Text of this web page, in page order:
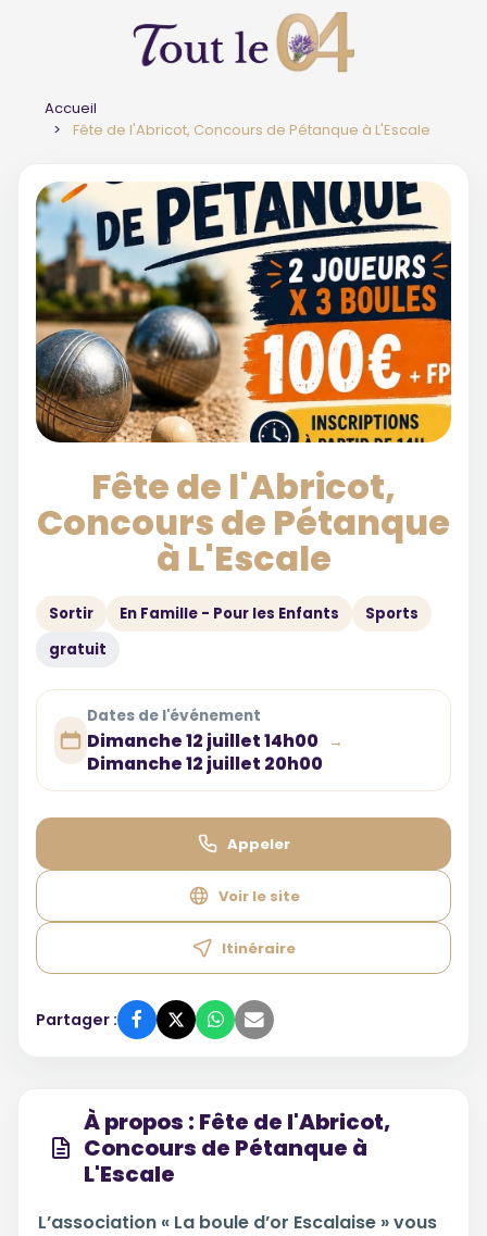
Accueil
Fête de l'Abricot, Concours de Pétanque à L'Escale
Fête de l'Abricot,
Concours de Pétanque
à L'Escale
Sortir En Famille - Pour les Enfants
Sports
gratuit
Dates de l'événement
Dimanche 12 juillet 14h00 →
Dimanche 12 juillet 20h00
Appeler
Voir le site
Itinéraire
Partager :
À propos : Fête de l'Abricot,
Concours de Pétanque à
L'Escale
L’association « La boule d’or Escalaise » vous